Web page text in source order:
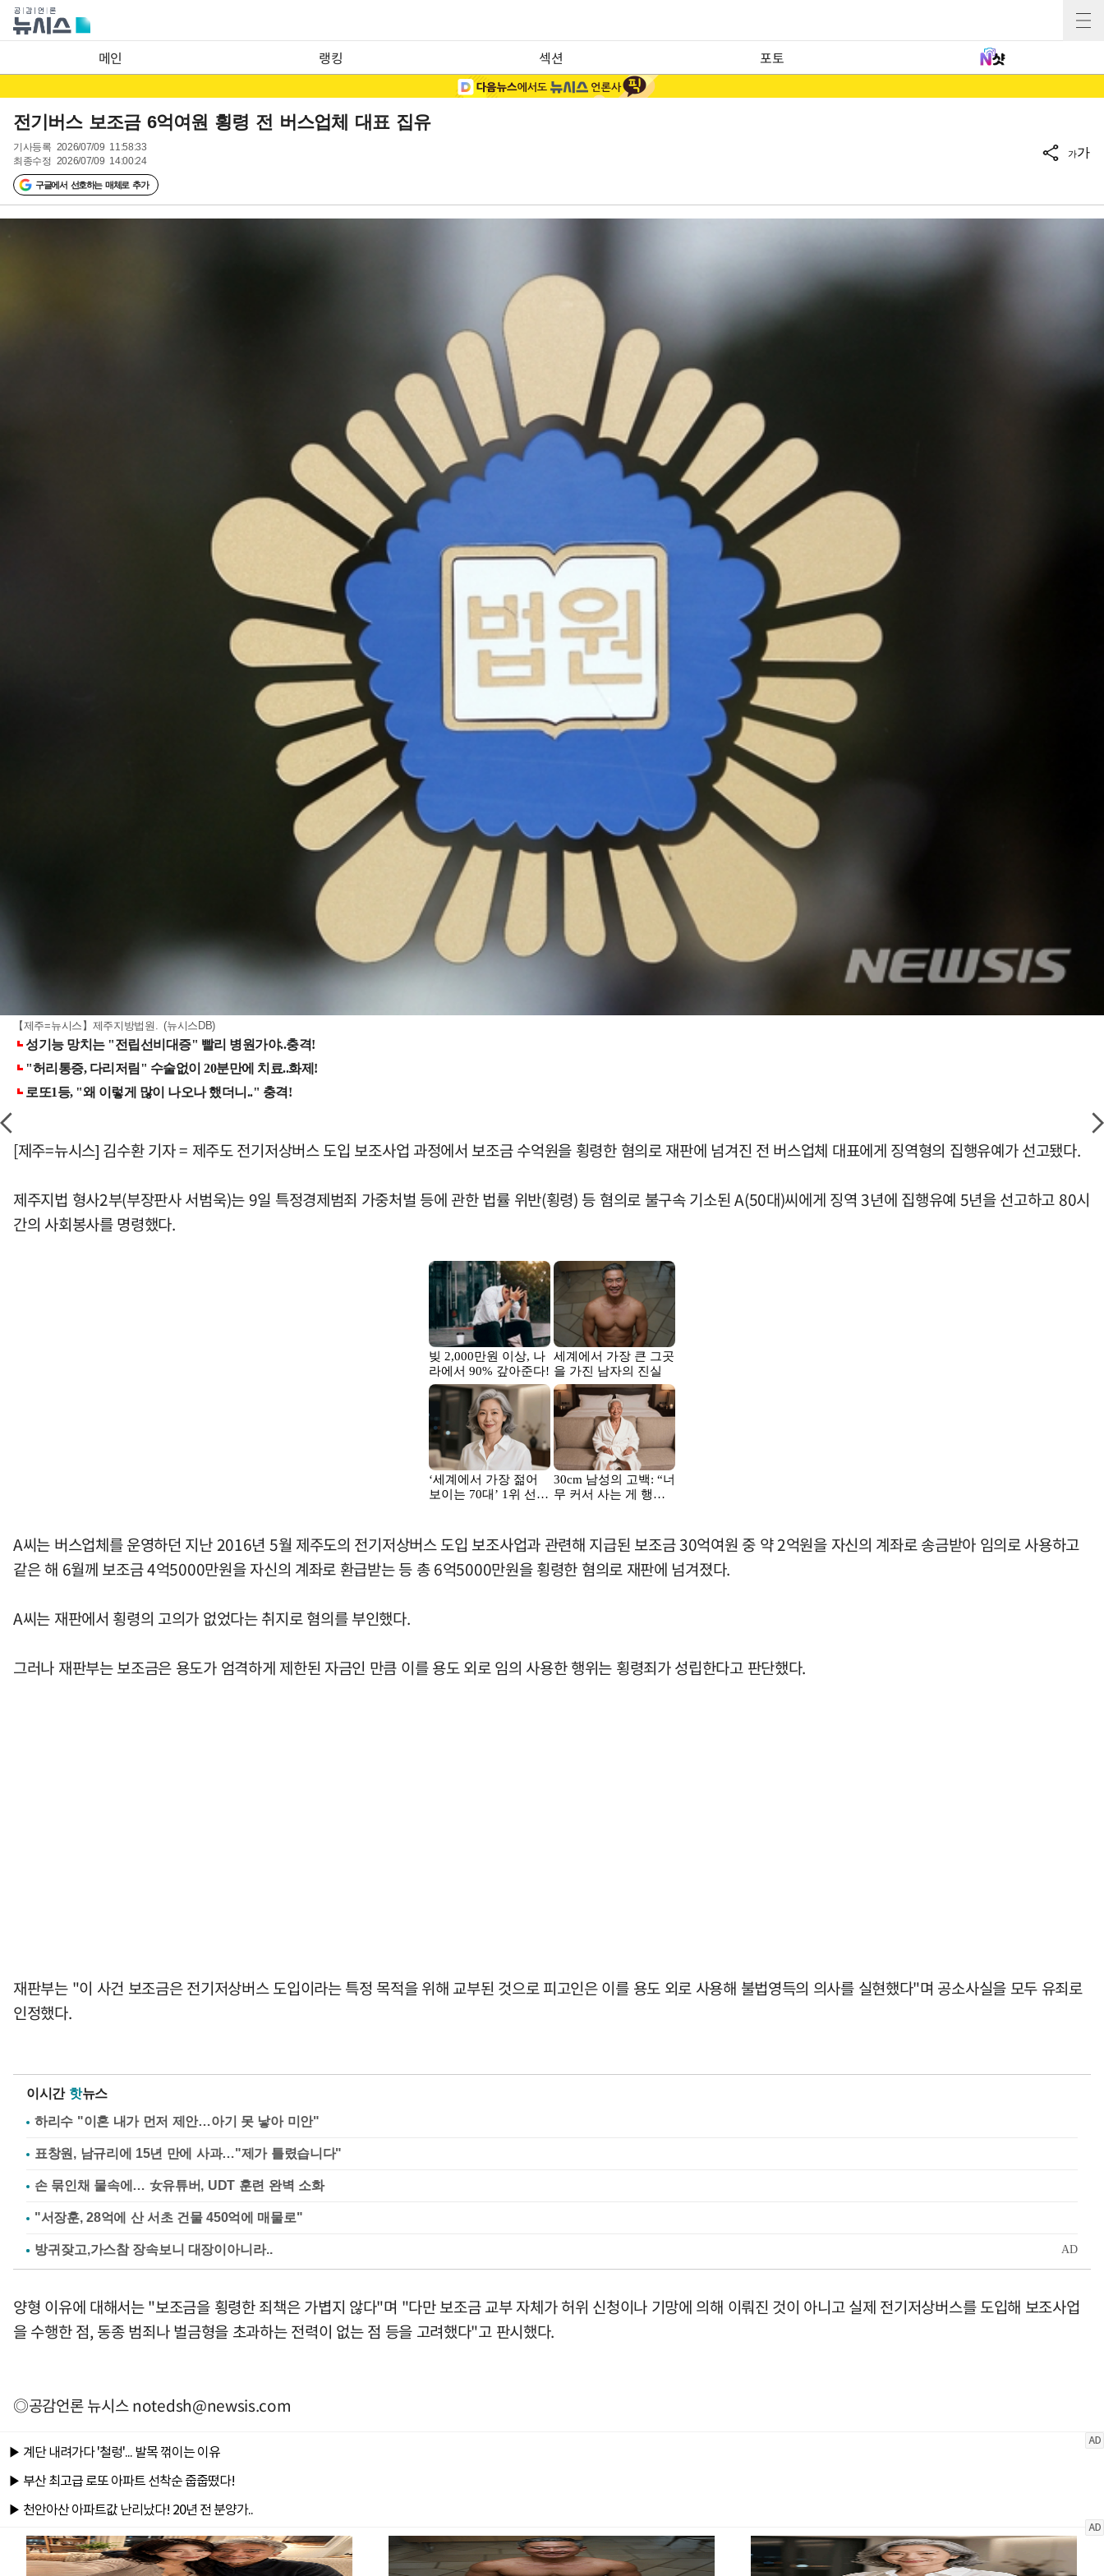
메인 랭킹 섹션 포토
전기버스 보조금 6억여원 횡령 전 버스업체 대표 집유
기사등록 2026/07/09 11:58:33
최종수정 2026/07/09 14:00:24
구글에서 선호하는 매체로 추가
가가
【제주=뉴시스】제주지방법원. (뉴시스DB)
[제주=뉴시스] 김수환 기자 = 제주도 전기저상버스 도입 보조사업 과정에서 보조금 수억원을 횡령한 혐의로 재판에 넘겨진 전 버스업체 대표에게 징역형의 집행유예가 선고됐다.
제주지법 형사2부(부장판사 서범욱)는 9일 특정경제범죄 가중처벌 등에 관한 법률 위반(횡령) 등 혐의로 불구속 기소된 A(50대)씨에게 징역 3년에 집행유예 5년을 선고하고 80시
간의 사회봉사를 명령했다.
A씨는 버스업체를 운영하던 지난 2016년 5월 제주도의 전기저상버스 도입 보조사업과 관련해 지급된 보조금 30억여원 중 약 2억원을 자신의 계좌로 송금받아 임의로 사용하고
같은 해 6월께 보조금 4억5000만원을 자신의 계좌로 환급받는 등 총 6억5000만원을 횡령한 혐의로 재판에 넘겨졌다.
A씨는 재판에서 횡령의 고의가 없었다는 취지로 혐의를 부인했다.
그러나 재판부는 보조금은 용도가 엄격하게 제한된 자금인 만큼 이를 용도 외로 임의 사용한 행위는 횡령죄가 성립한다고 판단했다.
재판부는 "이 사건 보조금은 전기저상버스 도입이라는 특정 목적을 위해 교부된 것으로 피고인은 이를 용도 외로 사용해 불법영득의 의사를 실현했다"며 공소사실을 모두 유죄로
인정했다.
이시간 핫뉴스
하리수 "이혼 내가 먼저 제안…아기 못 낳아 미안"
표창원, 남규리에 15년 만에 사과…"제가 틀렸습니다"
손 묶인채 물속에… 女유튜버, UDT 훈련 완벽 소화
"서장훈, 28억에 산 서초 건물 450억에 매물로"
양형 이유에 대해서는 "보조금을 횡령한 죄책은 가볍지 않다"며 "다만 보조금 교부 자체가 허위 신청이나 기망에 의해 이뤄진 것이 아니고 실제 전기저상버스를 도입해 보조사업
을 수행한 점, 동종 범죄나 벌금형을 초과하는 전력이 없는 점 등을 고려했다"고 판시했다.
◎공감언론 뉴시스notedsh@newsis.com